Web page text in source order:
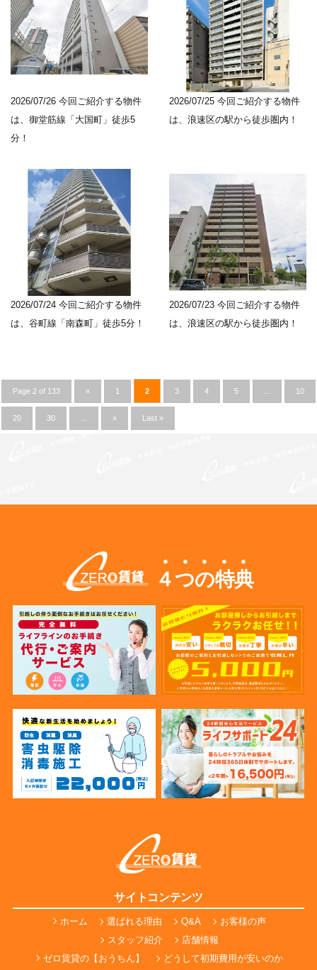
2026/07/26 今回ご紹介する物件
は、御堂筋線「大国町」徒歩5
分！
2026/07/25 今回ご紹介する物件
は、浪速区の駅から徒歩圏内！
2026/07/24 今回ご紹介する物件
は、谷町線「南森町」徒歩5分！
2026/07/23 今回ご紹介する物件
は、浪速区の駅から徒歩圏内！
Page 2 of 133 « 1 2 3 4 5 10
20 30 » Last »
４つの特典
サイトコンテンツ
ホーム 選ばれる理由 Q&A
お客様の声
スタッフ紹介
店舗情報
ゼロ賃貸の【おうちん】
どうして初期費用が安いのか